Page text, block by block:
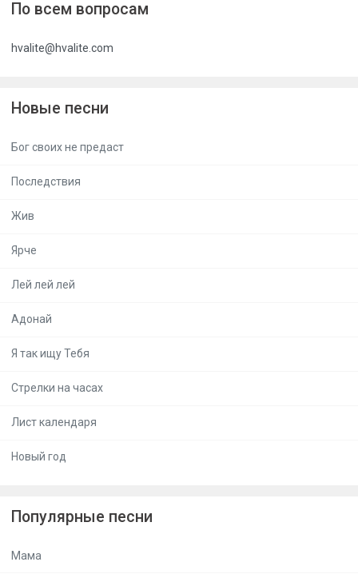
По всем вопросам
hvalite@hvalite.com
Новые песни
Бог своих не предаст
Последствия
Жив
Ярче
Лей лей лей
Адонай
Я так ищу Тебя
Стрелки на часах
Лист календаря
Новый год
Популярные песни
Мама